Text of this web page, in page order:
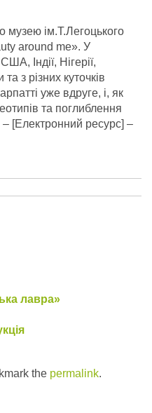
музею ім.Т.Легоцького
around me». У
Індії, Нігерії,
з різних куточків
уже вдруге, і, як
та поглиблення
– [Електронний ресурс] –
лавра»
the permalink.